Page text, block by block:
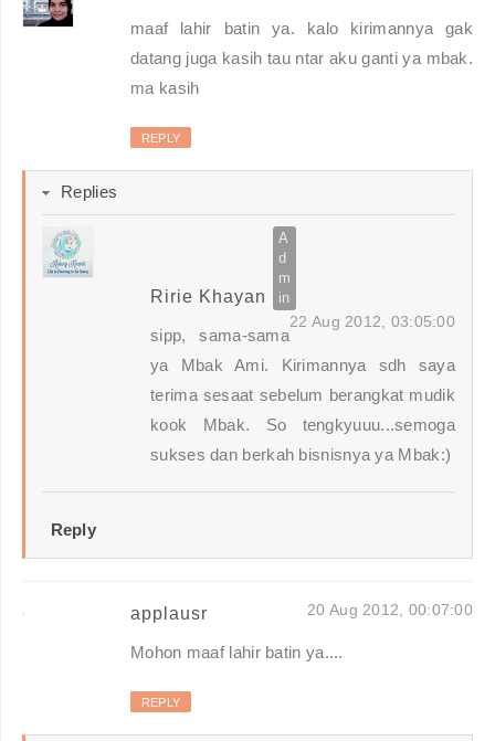
maaf lahir batin ya. kalo kirimannya gak
datang juga kasih tau ntar aku ganti ya mbak.
ma kasih
REPLY
Replies
Ririe Khayan
22 Aug 2012, 03:05:00
sipp, sama-sama
ya Mbak Ami. Kirimannya sdh saya
terima sesaat sebelum berangkat mudik
kook Mbak. So tengkyuuu...semoga
sukses dan berkah bisnisnya ya Mbak:)
Reply
applausr 20 Aug 2012, 00:07:00
Mohon maaf lahir batin ya....
REPLY